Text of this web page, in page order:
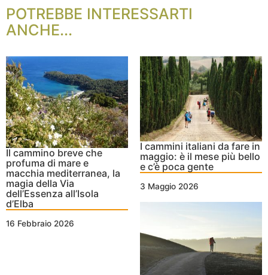
POTREBBE INTERESSARTI
ANCHE...
Il cammino breve che
profuma di mare e
macchia mediterranea, la
magia della Via
dell’Essenza all’Isola
d’Elba
16 Febbraio 2026
I cammini italiani da fare in
maggio: è il mese più bello
e c’è poca gente
3 Maggio 2026